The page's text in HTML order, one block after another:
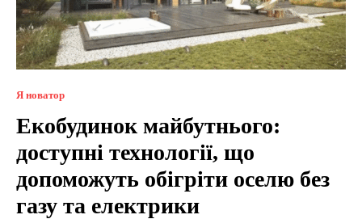
Я новатор
Екобудинок майбутнього:
доступні технології, що
допоможуть обігріти оселю без
газу та електрики